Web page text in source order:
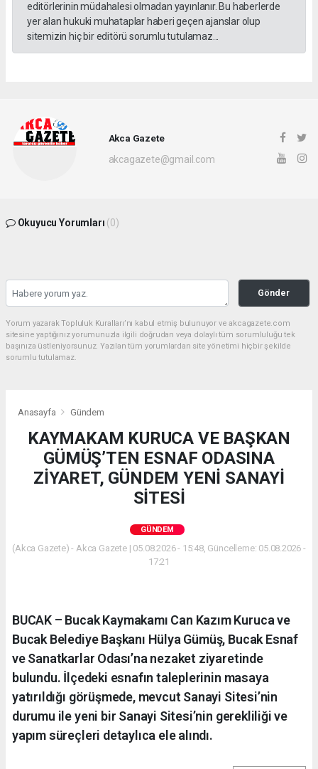
editörlerinin müdahalesi olmadan yayınlanır. Bu haberlerde
yer alan hukuki muhataplar haberi geçen ajanslar olup
sitemizin hiç bir editörü sorumlu tutulamaz...
Akca Gazete
akcagazete@gmail.com
Okuyucu Yorumları (0)
Gönder
Yorum yazarak Topluluk Kuralları’nı kabul etmiş bulunuyor ve akcagazete.com
sitesine yaptığınız yorumunuzla ilgili doğrudan veya dolaylı tüm sorumluluğu tek
başınıza üstleniyorsunuz. Yazılan tüm yorumlardan site yönetimi hiçbir şekilde
sorumlu tutulamaz.
Anasayfa Gündem
KAYMAKAM KURUCA VE BAŞKAN
GÜMÜŞ’TEN ESNAF ODASINA
ZİYARET, GÜNDEM YENİ SANAYİ
SİTESİ
GÜNDEM
(Akca Gazete) - Akca Gazete | 05.08.2026 - 15:48, Güncelleme: 05.08.2026 -
17:21
BUCAK – Bucak Kaymakamı Can Kazım Kuruca ve
Bucak Belediye Başkanı Hülya Gümüş, Bucak Esnaf
ve Sanatkarlar Odası’na nezaket ziyaretinde
bulundu. İlçedeki esnafın taleplerinin masaya
yatırıldığı görüşmede, mevcut Sanayi Sitesi’nin
durumu ile yeni bir Sanayi Sitesi’nin gerekliliği ve
yapım süreçleri detaylıca ele alındı.